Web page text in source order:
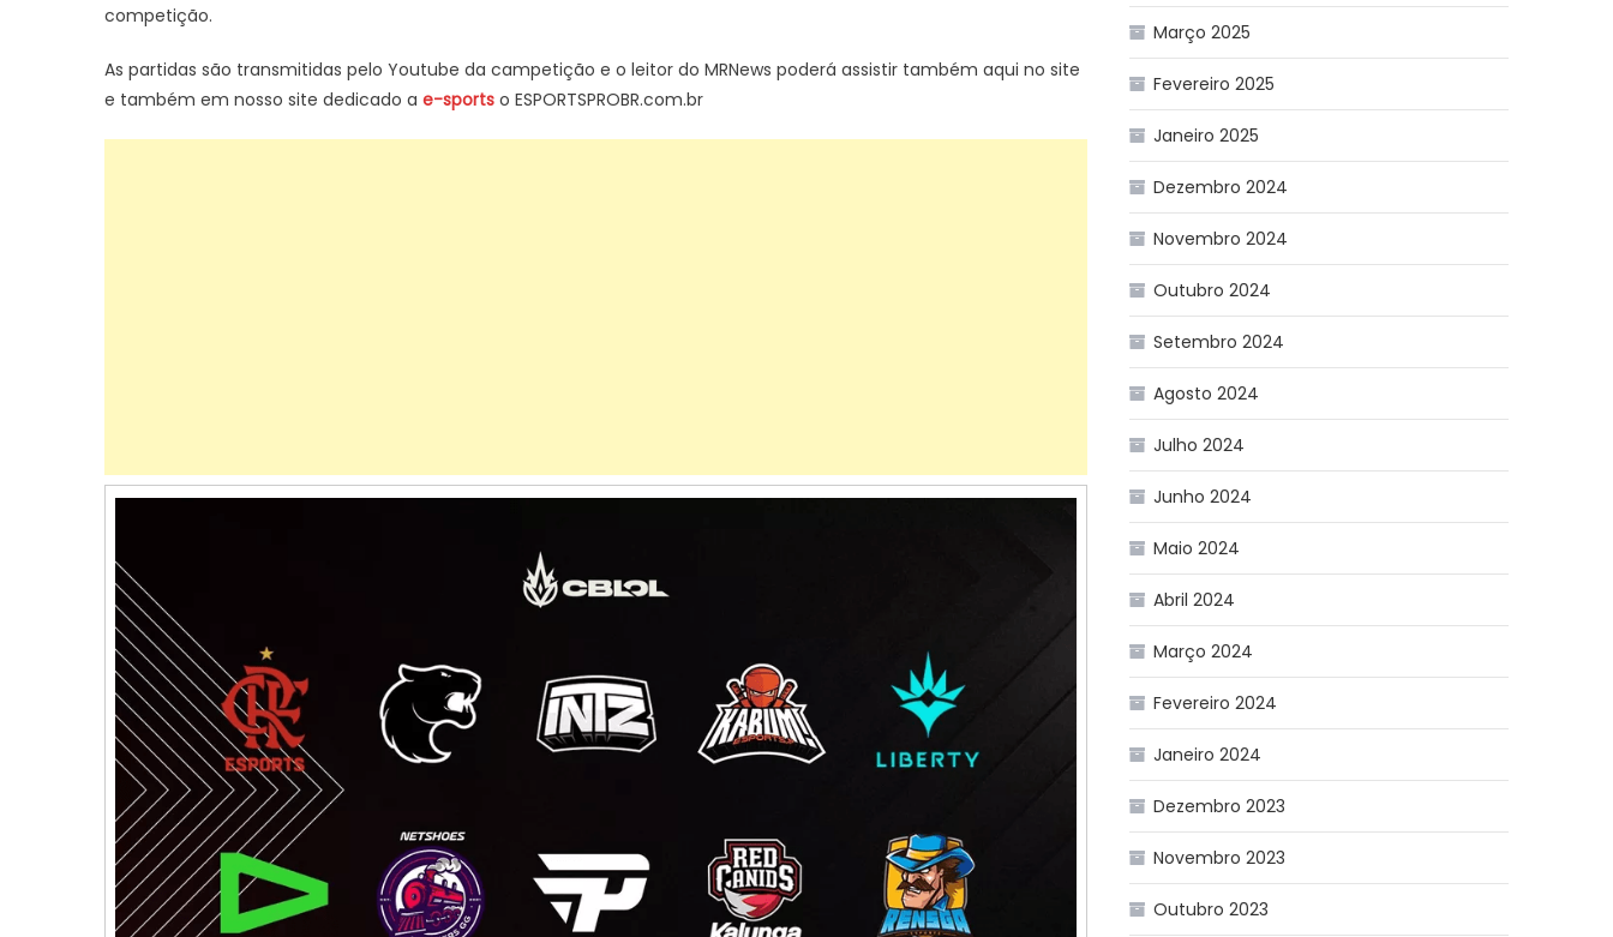
competição.
As partidas são transmitidas pelo Youtube da campetição e o leitor do MRNews poderá assistir também aqui no site
e também em nosso site dedicado a e-sports o ESPORTSPROBR.com.br
Março 2025
Fevereiro 2025
Janeiro 2025
Dezembro 2024
Novembro 2024
Outubro 2024
Setembro 2024
Agosto 2024
Julho 2024
Junho 2024
Maio 2024
Abril 2024
Março 2024
Fevereiro 2024
Janeiro 2024
Dezembro 2023
Novembro 2023
Outubro 2023